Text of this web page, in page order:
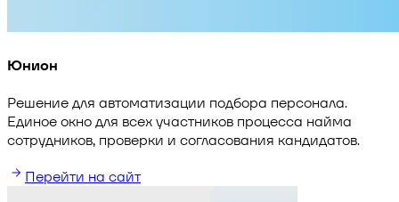
Юнион
Решение для автоматизации подбора персонала.
Единое окно для всех участников процесса найма
сотрудников, проверки и согласования кандидатов.
Перейти на сайт